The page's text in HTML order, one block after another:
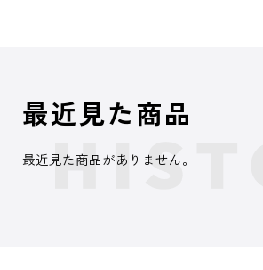
最近見た商品
最近見た商品がありません。